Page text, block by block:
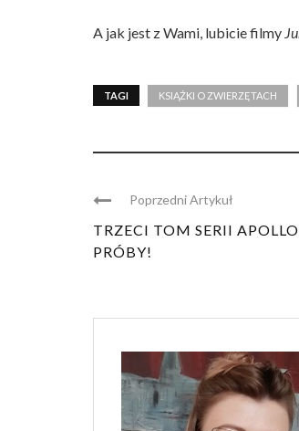
A jak jest z Wami, lubicie filmy
TAGI KSIĄŻKI O ZWIERZĘTACH
Poprzedni Artykuł
TRZECI TOM SERII
PRÓBY!